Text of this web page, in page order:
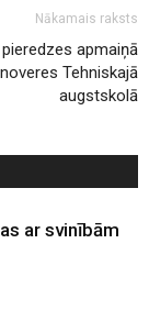
Nākamais raksts
apmaiņā
Tehniskajā
augstskolā
ar svinībām